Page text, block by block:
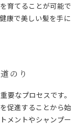
育てることが可能で
康で美しい髪を手に
のり
要なプロセスです。
促進することから始
メントやシャンプー